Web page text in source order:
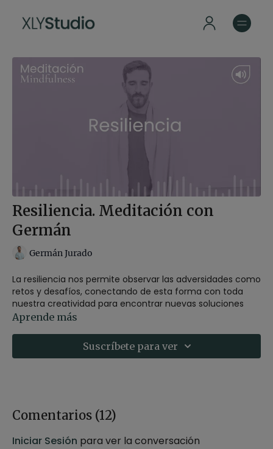
Resiliencia. Meditación con
Germán
Germán Jurado
La resiliencia nos permite observar las adversidades como
retos y desafíos, conectando de esta forma con toda
nuestra creatividad para encontrar nuevas soluciones
que nos permitan seguir creciendo y mejorando ante la
Cultívala con esta meditación guiada por Germán.
Recomendaciones: adopta una postura cómoda para
la meditación puedes hacerla sentado en una silla o
sobre un cojín.
Aprende más
Suscríbete para ver
Comentarios (12)
Iniciar Sesión para ver la conversación